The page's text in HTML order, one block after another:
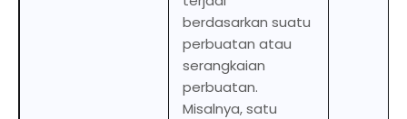
berdasarkan suatu
perbuatan atau
serangkaian
perbuatan.
Misalnya, satu